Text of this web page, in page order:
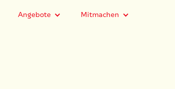
Angebote Mitmachen